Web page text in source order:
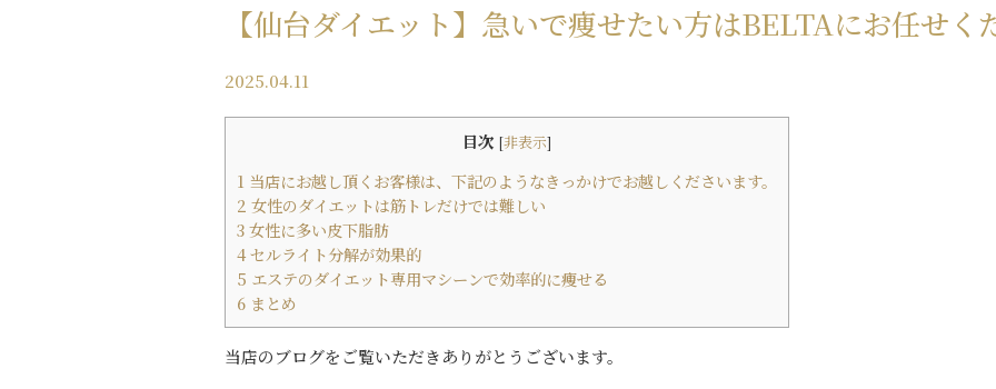
【仙台ダイエット】急いで痩せたい方はBELTAにお任せく
2025.04.11
目次 [非表示]
1 当店にお越し頂くお客様は、下記のようなきっかけでお越しくださいます。
2 女性のダイエットは筋トレだけでは難しい
3 女性に多い皮下脂肪
4 セルライト分解が効果的
5 エステのダイエット専用マシーンで効率的に痩せる
6 まとめ
当店のブログをご覧いただきありがとうございます。